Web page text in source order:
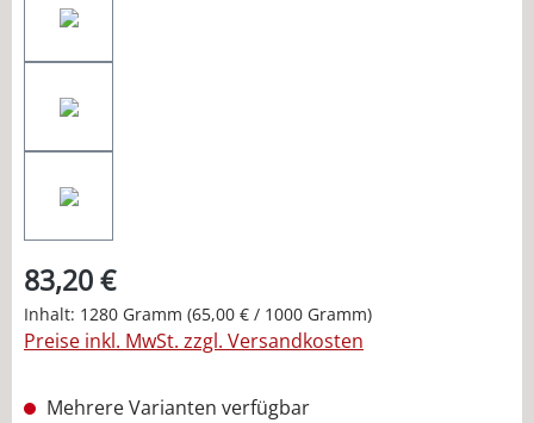
83,20 €
Inhalt: 1280 Gramm (65,00 € / 1000 Gramm)
Preise inkl. MwSt. zzgl. Versandkosten
Mehrere Varianten verfügbar